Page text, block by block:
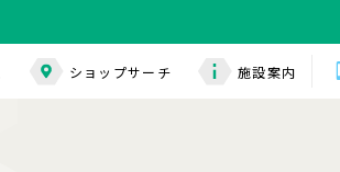
ショップサーチ 施設案内